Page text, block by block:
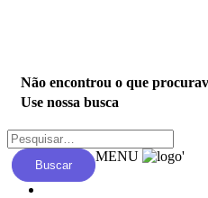
Não encontrou o que
Use nossa busca
Buscar
MENU '